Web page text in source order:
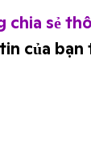
chia sẻ
của bạn